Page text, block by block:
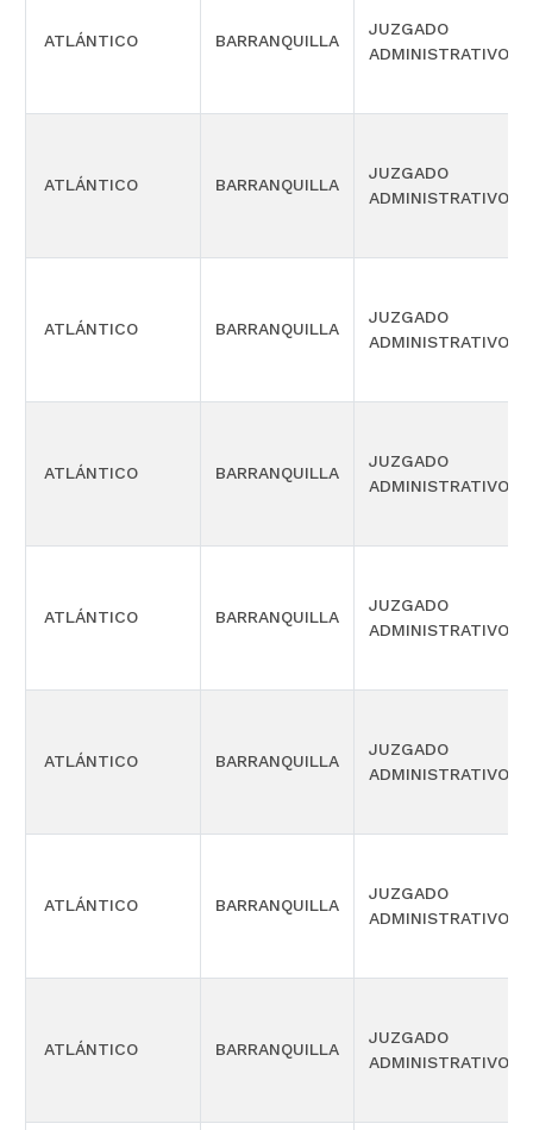
ATLÁNTICO BARRANQUILLA
JUZGADO
ADMINISTRATIVO
ATLÁNTICO BARRANQUILLA
JUZGADO
ADMINISTRATIVO
ATLÁNTICO BARRANQUILLA
JUZGADO
ADMINISTRATIVO
ATLÁNTICO BARRANQUILLA
JUZGADO
ADMINISTRATIVO
ATLÁNTICO BARRANQUILLA
JUZGADO
ADMINISTRATIVO
ATLÁNTICO BARRANQUILLA
JUZGADO
ADMINISTRATIVO
ATLÁNTICO BARRANQUILLA
JUZGADO
ADMINISTRATIVO
ATLÁNTICO BARRANQUILLA
JUZGADO
ADMINISTRATIVO